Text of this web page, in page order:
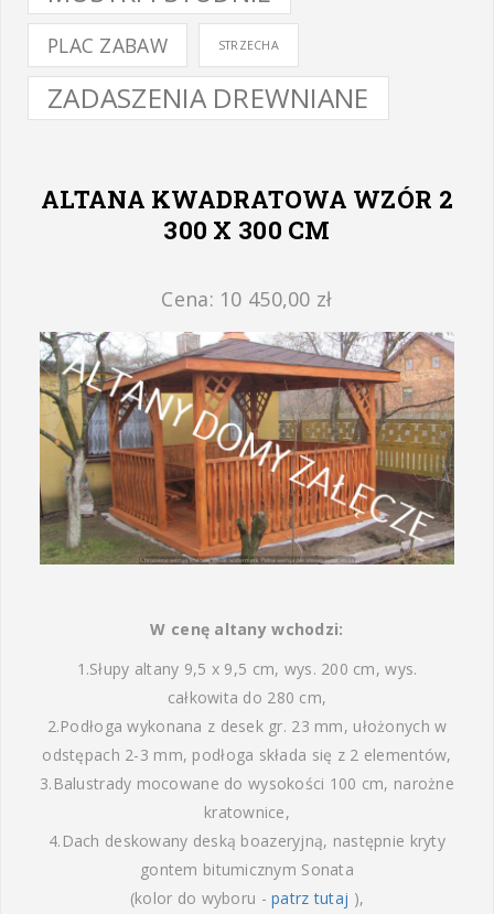
PLAC ZABAW STRZECHA
ZADASZENIA DREWNIANE
ALTANA KWADRATOWA WZÓR 2
300 X 300 CM
Cena: 10 450,00 zł
W cenę altany wchodzi:
1.Słupy altany 9,5 x 9,5 cm, wys. 200 cm, wys.
całkowita do 280 cm,
2.Podłoga wykonana z desek gr. 23 mm, ułożonych w
odstępach 2-3 mm, podłoga składa się z 2 elementów,
3.Balustrady mocowane do wysokości 100 cm, narożne
kratownice,
4.Dach deskowany deską boazeryjną, następnie kryty
gontem bitumicznym Sonata
(kolor do wyboru -patrz tutaj ),